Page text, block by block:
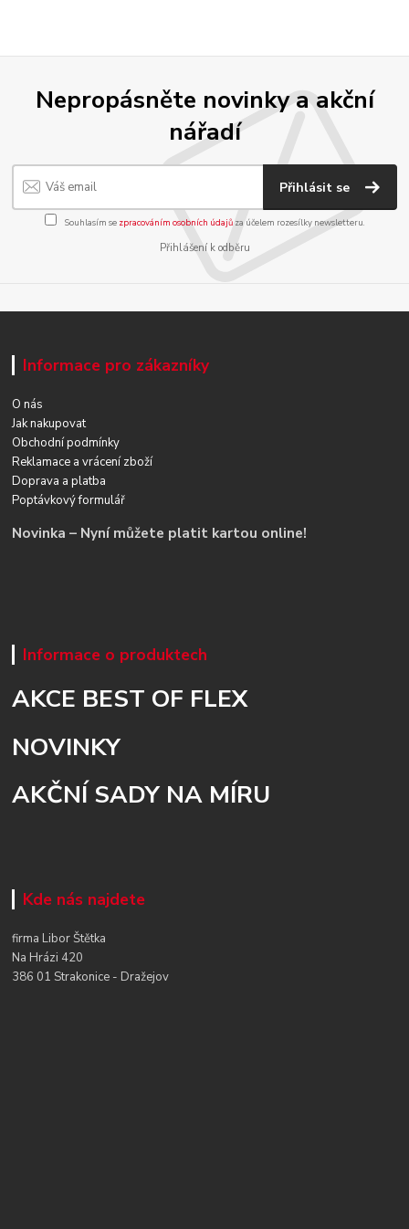
Nepropásněte novinky a akční
nářadí
Přihlásit se
Souhlasím se zpracováním osobních údajůza účelem rozesílky newsletteru.
Přihlášení k odběru
Informace pro zákazníky
O nás
Jak nakupovat
Obchodní podmínky
Reklamace a vrácení zboží
Doprava a platba
Poptávkový formulář
Novinka – Nyní můžete platit kartou online!
Informace o produktech
AKCE BEST OF FLEX
NOVINKY
AKČNÍ SADY NA MÍRU
Kde nás najdete
firma Libor Štětka
Na Hrázi 420
386 01 Strakonice - Dražejov